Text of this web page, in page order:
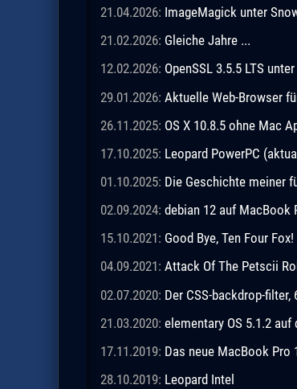
21.04.2026: ImageMagick unter
21.02.2026: Gleiche Jahre ...
12.02.2026: OpenSSL 3.5.5 LTS
29.01.2026: Aktuelle Web-Browser
26.11.2025: OS X 10.8.5 ohne Mac
17.10.2025: Leopard PowerPC
01.10.2025: Die Geschichte meiner
02.09.2024: debian 12 auf MacBook
15.10.2021: Good Bye, Ten Four Fox!
04.09.2021: Attack Of The Petscii
02.07.2020: Der CSS-backdrop-filter,
21.03.2020: elementary OS 5.1.2 auf
17.11.2019: Das neue MacBook Pro
28.10.2019: Leopard Intel